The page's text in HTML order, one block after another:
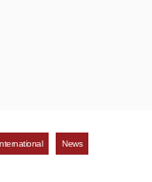
News